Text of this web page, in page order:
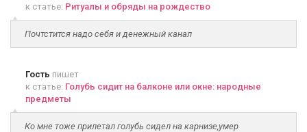
к статье: Ритуалы и обряды на рождество
Почтстится надо себя и денежный канал
Гость пишет
к статье: Голубь сидит на балконе или окне: народные
предметы
Ко мне тоже прилетал голубь сидел на карнизе,умер